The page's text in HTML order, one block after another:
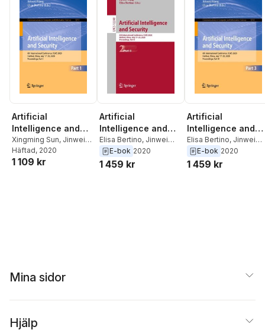
Artificial
Intelligence and
Security
Xingming Sun, Jinwei
Wang,Elisa Bertino
Häftad, 2020
1 109 kr
Artificial
Intelligence and
Security
Elisa Bertino, Jinwei
Wang,Xingming Sun
E-bok 2020
1 459 kr
Artificial
Intelligence and
Security
Elisa Bertino, Jinwei
Wang,Xingming Sun
E-bok 2020
1 459 kr
Mina sidor
Hjälp